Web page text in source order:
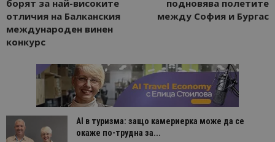
борят за най-високите
отличия на Балканския
международен винен
конкурс
подновява полетите
между София и Бургас
AI в туризма: защо камериерка може да се
окаже по-трудна за...